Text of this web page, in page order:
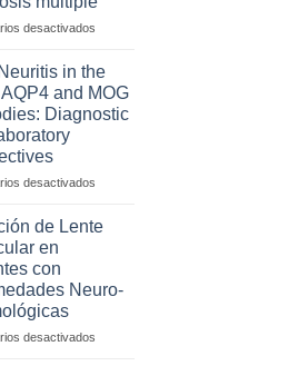
desactivadosen
los
criterios
radiológicos
para
in the
and MOG
Diagnostic
desactivadosen
of
and
de Lente
en
con
Neuro-
desactivadosen